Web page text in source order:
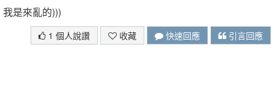
我是來亂的)))
1 個人說讚 收藏 快速回應 引言回應